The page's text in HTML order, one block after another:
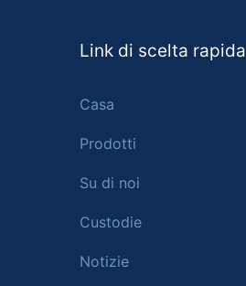
Link di scelta rapida
Casa
Prodotti
Su di noi
Custodie
Notizie